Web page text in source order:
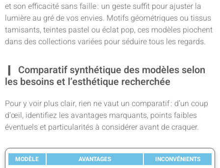
et son efficacité sans faille : un geste suffit pour ajuster la
lumière au gré de vos envies. Motifs géométriques ou tissus
tamisants, teintes pastel ou éclat pop, ces modèles piochent
dans des collections variées pour séduire tous les regards.
Comparatif synthétique des modèles selon
les besoins et l’esthétique recherchée
Pour y voir plus clair, rien ne vaut un comparatif : d’un coup
d’œil, identifiez les avantages marquants, points faibles
éventuels et particularités à considérer avant de craquer.
MODÈLE AVANTAGES INCONVÉNIENTS